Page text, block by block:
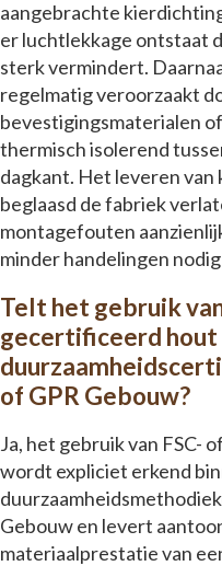
aangebrachte
er luchtlekkage ontstaat
sterk vermindert.
regelmatig veroorzaakt
bevestigingsmaterialen
thermisch isolerend
dagkant. Het leveren van
beglaasd de fabriek
montagefouten
minder handelingen nodig
Telt het gebruik van
gecertificeerd hout
of GPR Gebouw?
Ja, het gebruik van FSC-
wordt expliciet erkend
Gebouw en levert
materiaalprestatie van